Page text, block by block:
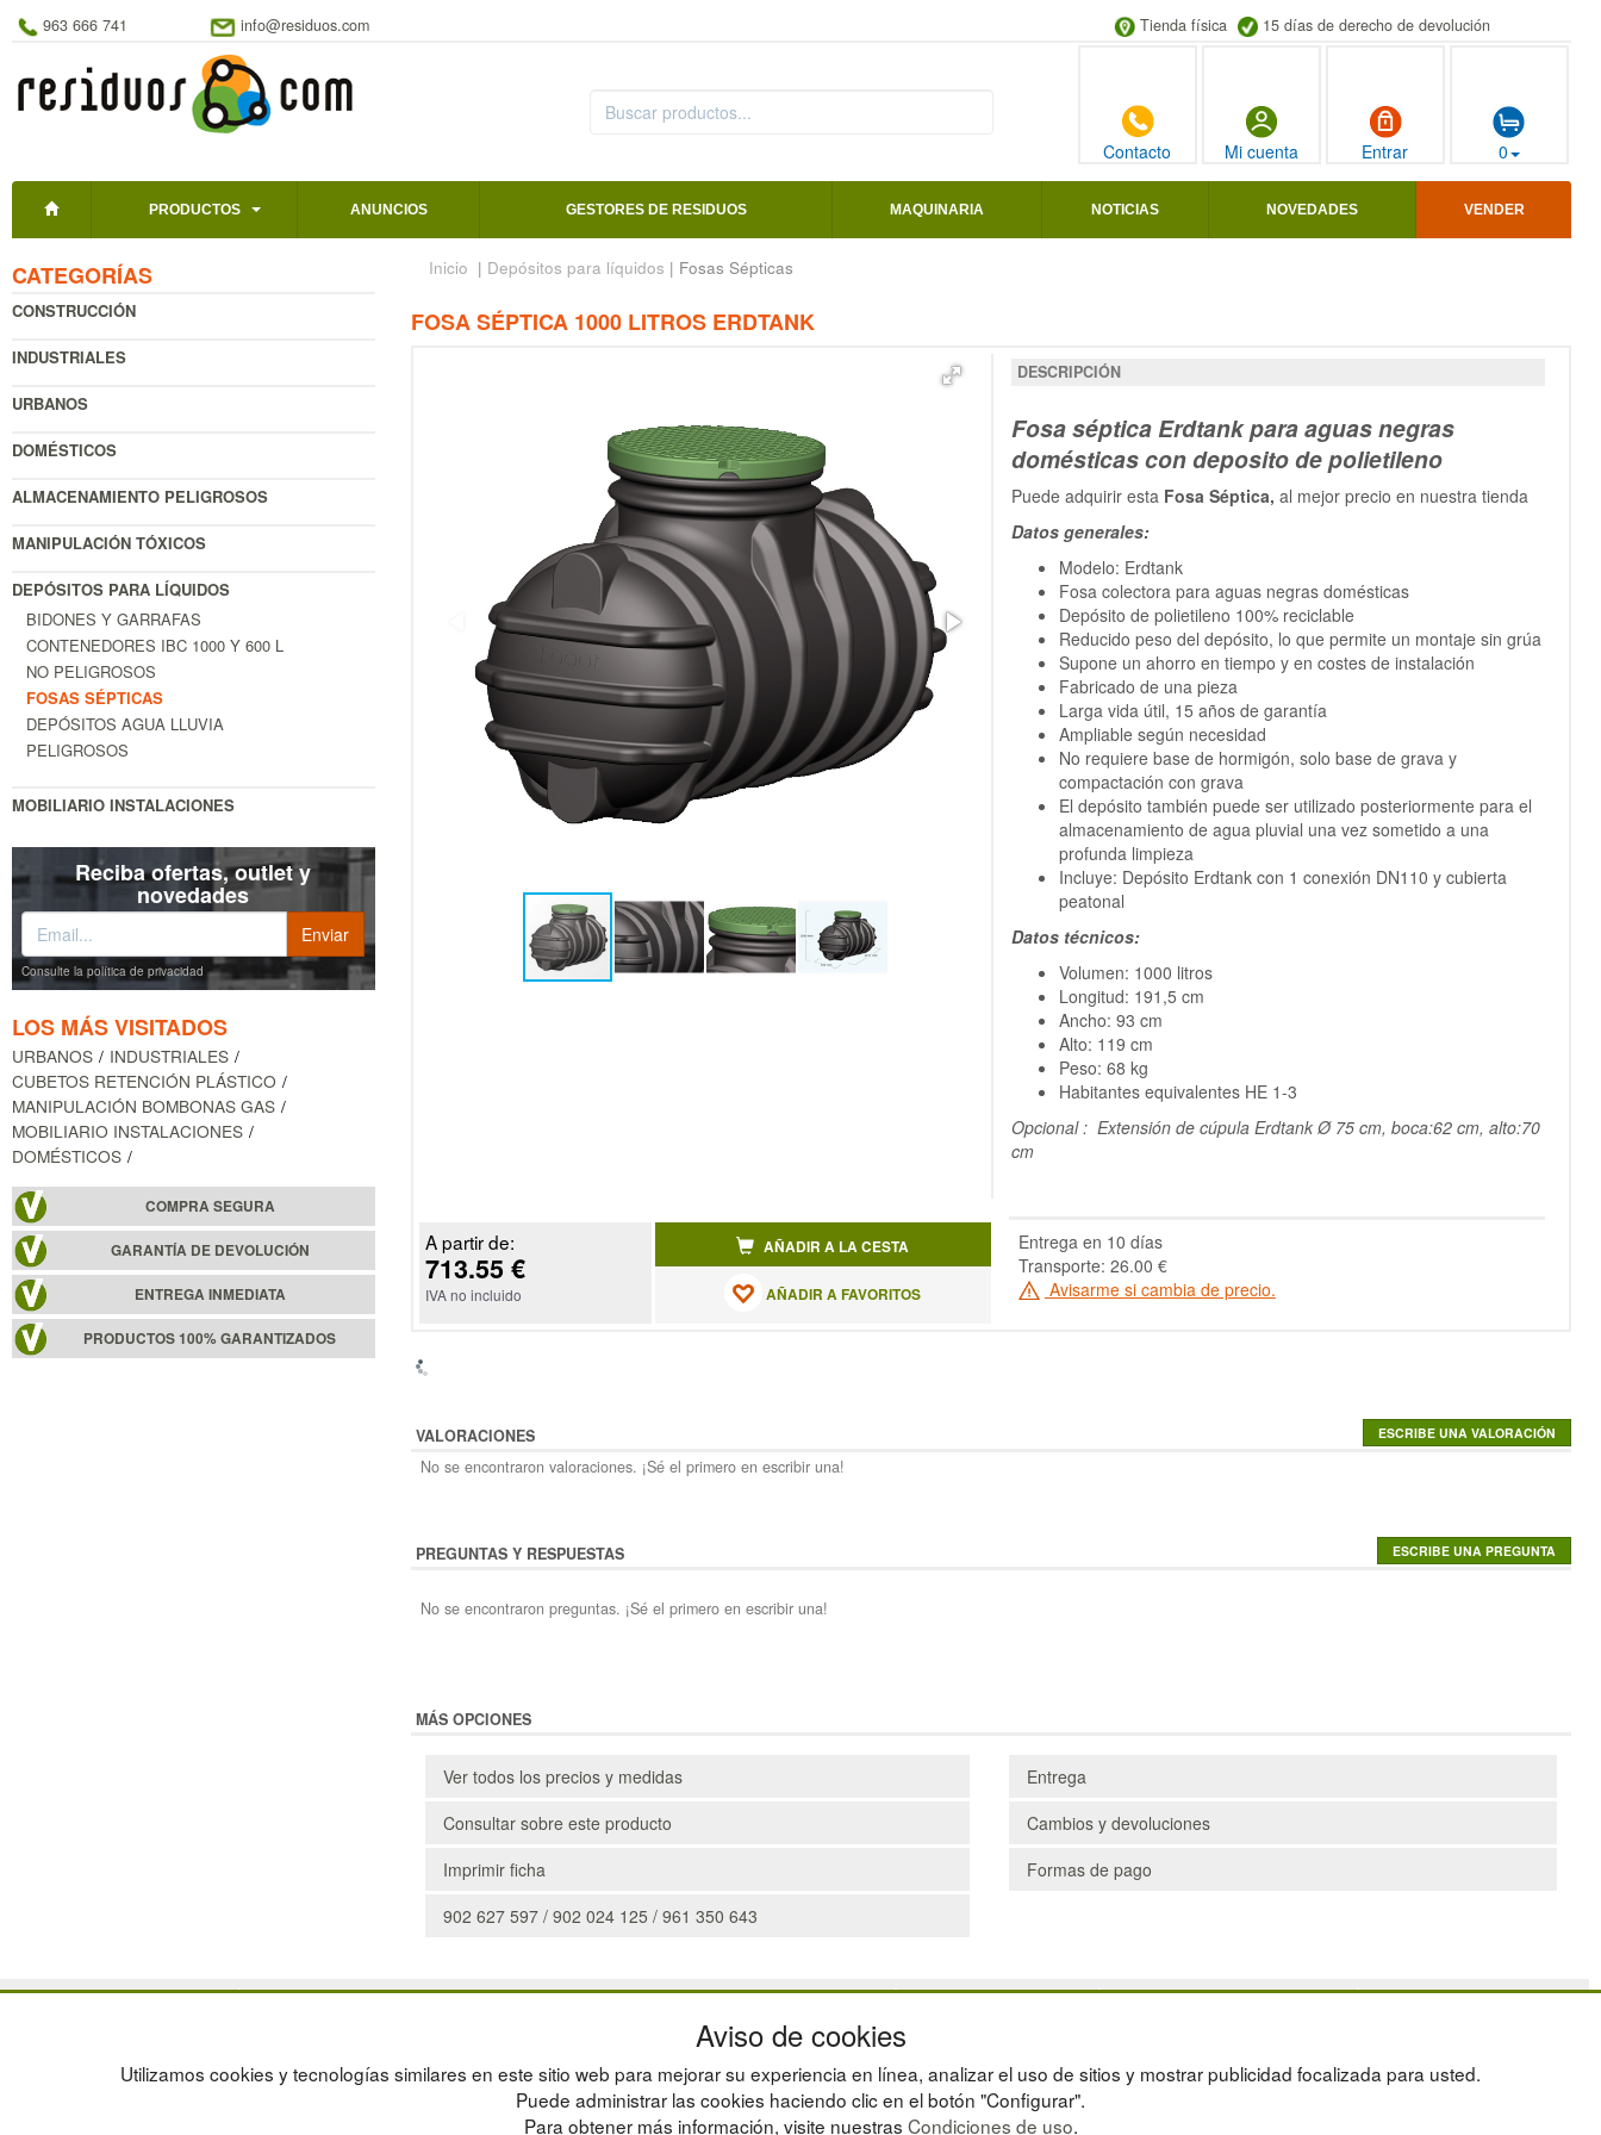
963 666 741 info@residuos.com Tienda física 15 días de derecho de devolución
Contacto Mi cuenta Entrar 0
PRODUCTOS ANUNCIOS GESTORES DE RESIDUOS MAQUINARIA NOTICIAS NOVEDADES VENDER
CATEGORÍAS
CONSTRUCCIÓN
INDUSTRIALES
URBANOS
DOMÉSTICOS
ALMACENAMIENTO PELIGROSOS
MANIPULACIÓN TÓXICOS
DEPÓSITOS PARA LÍQUIDOS
BIDONES Y GARRAFAS
CONTENEDORES IBC 1000 Y 600 L
NO PELIGROSOS
FOSAS SÉPTICAS
DEPÓSITOS AGUA LLUVIA
PELIGROSOS
MOBILIARIO INSTALACIONES
Reciba ofertas, outlet y
novedades
Consulte la política de privacidad
LOS MÁS VISITADOS
URBANOS
INDUSTRIALES
CUBETOS RETENCIÓN PLÁSTICO
MANIPULACIÓN BOMBONAS GAS
MOBILIARIO INSTALACIONES
DOMÉSTICOS
COMPRA SEGURA
GARANTÍA DE DEVOLUCIÓN
ENTREGA INMEDIATA
PRODUCTOS 100% GARANTIZADOS
Inicio | Depósitos para líquidos | Fosas Sépticas
FOSA SÉPTICA 1000 LITROS ERDTANK
DESCRIPCIÓN
Fosa séptica Erdtank para aguas negras
domésticas con deposito de polietileno
Puede adquirir esta Fosa Séptica, al mejor precio en nuestra tienda
Datos generales:
Modelo: Erdtank
Fosa colectora para aguas negras domésticas
Depósito de polietileno 100% reciclable
Reducido peso del depósito, lo que permite un montaje sin grúa
Supone un ahorro en tiempo y en costes de instalación
Fabricado de una pieza
Larga vida útil, 15 años de garantía
Ampliable según necesidad
No requiere base de hormigón, solo base de grava y
compactación con grava
El depósito también puede ser utilizado posteriormente para el
almacenamiento de agua pluvial una vez sometido a una
profunda limpieza
Incluye: Depósito Erdtank con 1 conexión DN110 y cubierta
peatonal
Datos técnicos:
Volumen: 1000 litros
Longitud: 191,5 cm
Ancho: 93 cm
Alto: 119 cm
Peso: 68 kg
Habitantes equivalentes HE 1-3
Opcional : Extensión de cúpula Erdtank Ø 75 cm, boca:62 cm, alto:70
cm
A partir de:
713.55 €
IVA no incluido
AÑADIR A LA CESTA
AÑADIR A FAVORITOS
Entrega en 10 días
Transporte: 26.00 €
Avisarme si cambia de precio.
VALORACIONES
No se encontraron valoraciones. ¡Sé el primero en escribir una!
PREGUNTAS Y RESPUESTAS
No se encontraron preguntas. ¡Sé el primero en escribir una!
MÁS OPCIONES
Ver todos los precios y medidas
Consultar sobre este producto
Imprimir ficha
902 627 597 / 902 024 125 / 961 350 643
Entrega
Cambios y devoluciones
Formas de pago
CAMBIOS Y DEVOLUCIONES
INGRESA A TU CUENTA
MANUTENCIÓN
GESTIÓN DE RESIDUOS
LIQUIDACIÓN Y SOBRANTES
LOTES DE NAVIDAD
PALETS DE PLÁSTICO
Aviso de cookies
Utilizamos cookies y tecnologías similares en este sitio web para mejorar su experiencia en línea, analizar el uso de sitios y mostrar publicidad focalizada para usted.
Puede administrar las cookies haciendo clic en el botón "Configurar".
Para obtener más información, visite nuestras Condiciones de uso.